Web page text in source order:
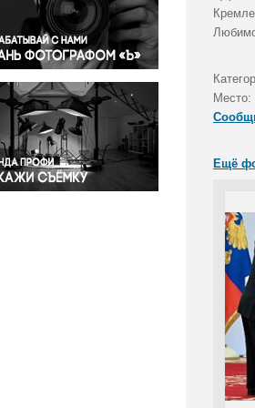
Правосудие
Происшествия и конфликты
Религия
Светская жизнь
Спорт
Экология
Экономика и бизнес
Место:
Ещё